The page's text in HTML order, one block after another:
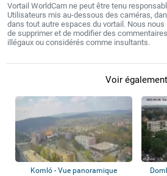
Vortail WorldCam ne peut être tenu
Utilisateurs mis au-dessous des caméras,
dans tout autre espaces du vortail. Nous nous
de supprimer et de modifier des
illégaux ou considérés comme insultants.
Voir également
Komló - Vue panoramique